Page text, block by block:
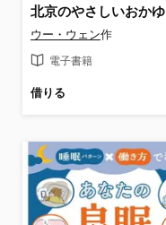
北京のやさしいおかゆ
ウー・ウェン作
電子書籍
借りる